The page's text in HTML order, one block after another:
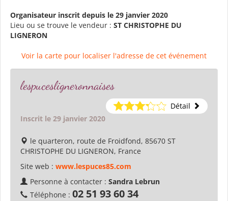
Organisateur inscrit depuis le 29 janvier 2020
Lieu ou se trouve le vendeur : ST CHRISTOPHE DU
LIGNERON
Voir la carte pour localiser l'adresse de cet événement
lespucesligneronnaises
Détail
Inscrit le 29 janvier 2020
le quarteron, route de Froidfond, 85670 ST
CHRISTOPHE DU LIGNERON, France
Site web : www.lespuces85.com
Personne à contacter : Sandra Lebrun
Téléphone : 02 51 93 60 34